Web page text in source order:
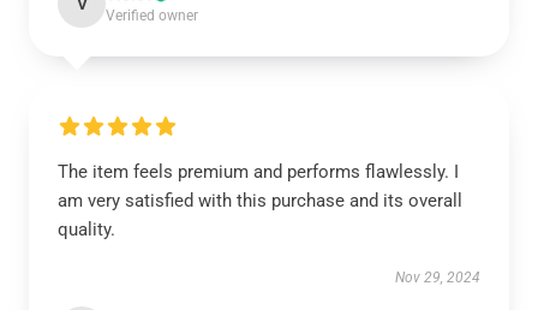
Verified owner
The item feels premium and performs flawlessly. I
am very satisfied with this purchase and its overall
quality.
Nov 29, 2024